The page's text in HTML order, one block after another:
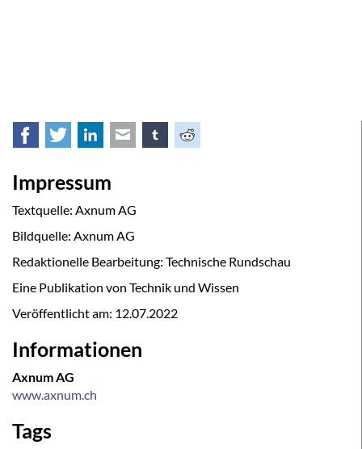
Facebook
TwitterLinkedInE-mail tumblrReddit
Impressum
Textquelle: Axnum AG
Bildquelle: Axnum AG
Redaktionelle Bearbeitung: Technische Rundschau
Eine Publikation von Technik und Wissen
Veröffentlicht am: 12.07.2022
Informationen
Axnum AG
www.axnum.ch
Tags